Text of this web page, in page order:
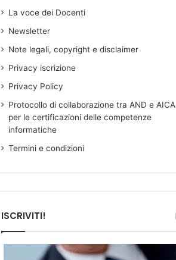
La voce dei Docenti
Newsletter
Note legali, copyright e disclaimer
Privacy iscrizione
Privacy Policy
Protocollo di collaborazione tra AND e AICA
per le certificazioni delle competenze
informatiche
Termini e condizioni
ISCRIVITI!